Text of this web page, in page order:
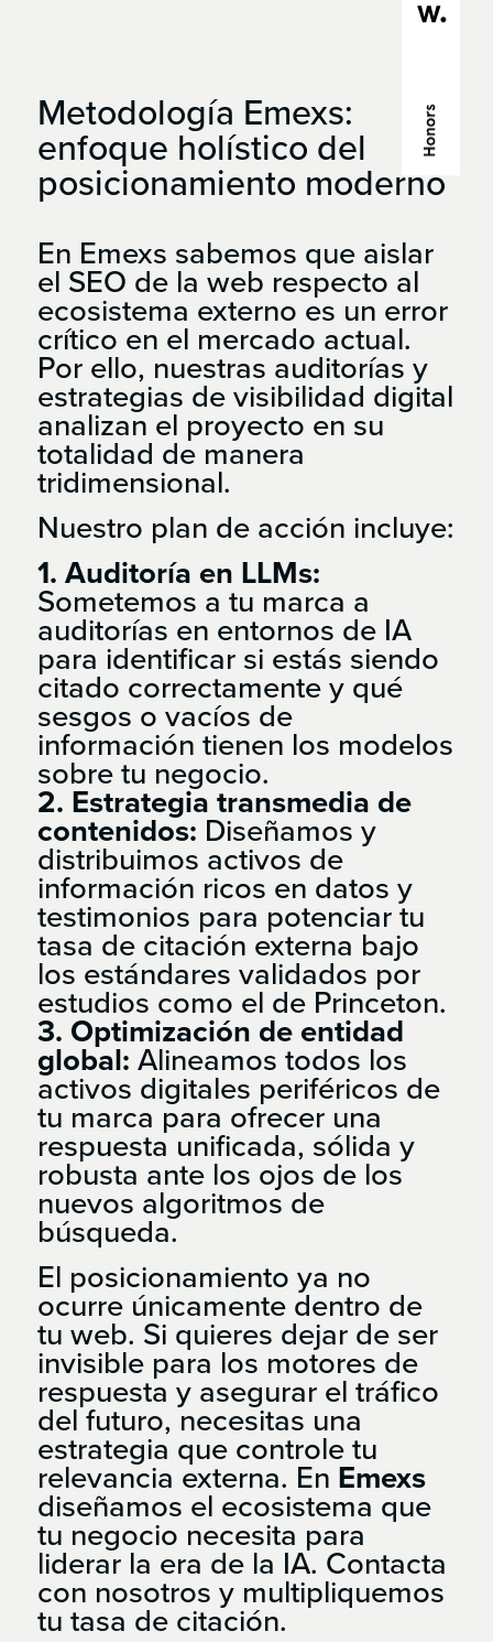
Metodología Emexs:
enfoque holístico del
posicionamiento moderno
En Emexs sabemos que aislar
el SEO de la web respecto al
ecosistema externo es un error
crítico en el mercado actual.
Por ello, nuestras auditorías y
estrategias de visibilidad digital
analizan el proyecto en su
totalidad de manera
tridimensional.
Nuestro plan de acción incluye:
1. Auditoría en LLMs:
Sometemos a tu marca a
auditorías en entornos de IA
para identificar si estás siendo
citado correctamente y qué
sesgos o vacíos de
información tienen los modelos
sobre tu negocio.
2. Estrategia transmedia de
contenidos: Diseñamos y
distribuimos activos de
información ricos en datos y
testimonios para potenciar tu
tasa de citación externa bajo
los estándares validados por
estudios como el de Princeton.
3. Optimización de entidad
global: Alineamos todos los
activos digitales periféricos de
tu marca para ofrecer una
respuesta unificada, sólida y
robusta ante los ojos de los
nuevos algoritmos de
búsqueda.
El posicionamiento ya no
ocurre únicamente dentro de
tu web. Si quieres dejar de ser
invisible para los motores de
respuesta y asegurar el tráfico
del futuro, necesitas una
estrategia que controle tu
relevancia externa. En Emexs
diseñamos el ecosistema que
tu negocio necesita para
liderar la era de la IA. Contacta
con nosotros y multipliquemos
tu tasa de citación.